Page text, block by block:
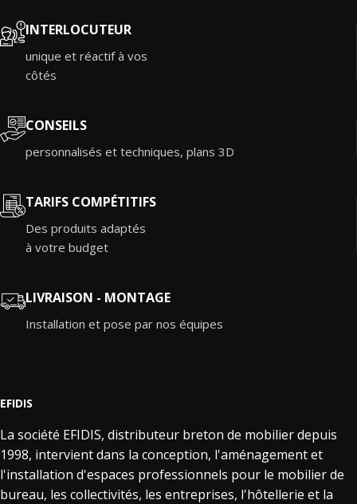
INTERLOCUTEUR
unique et réactif à vos
côtés
CONSEILS
personnalisés et techniques, plans 3D
TARIFS COMPÉTITIFS
Des produits adaptés
à votre budget
LIVRAISON - MONTAGE
Installation et pose par nos équipes
EFIDIS
La société EFIDIS, distributeur breton de mobilier depuis
1998, intervient dans la conception, l'aménagement et
l'installation d'espaces professionnels pour le mobilier de
bureau, les collectivités, les entreprises, l'hôtellerie et la